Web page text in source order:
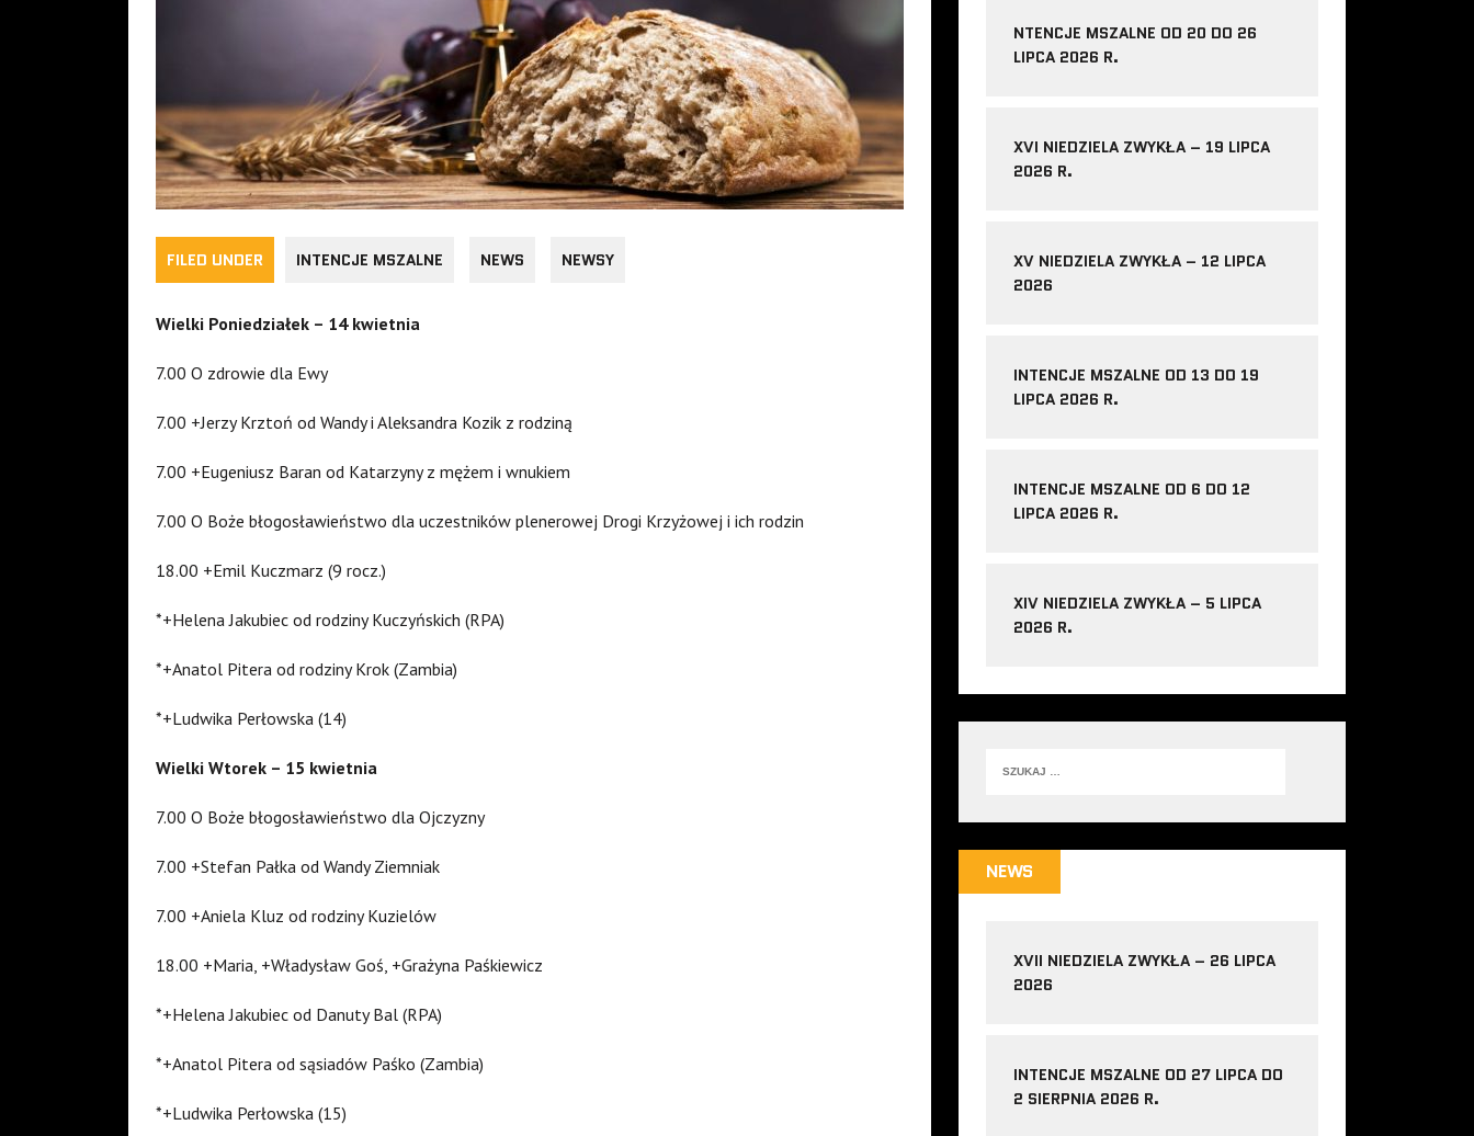
FILED UNDER INTENCJE MSZALNE NEWS NEWSY
Wielki Poniedziałek – 14 kwietnia
7.00 O zdrowie dla Ewy
7.00 +Jerzy Krztoń od Wandy i Aleksandra Kozik z rodziną
7.00 +Eugeniusz Baran od Katarzyny z mężem i wnukiem
7.00 O Boże błogosławieństwo dla uczestników plenerowej Drogi Krzyżowej i ich rodzin
18.00 +Emil Kuczmarz (9 rocz.)
*+Helena Jakubiec od rodziny Kuczyńskich (RPA)
*+Anatol Pitera od rodziny Krok (Zambia)
*+Ludwika Perłowska (14)
Wielki Wtorek – 15 kwietnia
7.00 O Boże błogosławieństwo dla Ojczyzny
7.00 +Stefan Pałka od Wandy Ziemniak
7.00 +Aniela Kluz od rodziny Kuzielów
18.00 +Maria, +Władysław Goś, +Grażyna Paśkiewicz
*+Helena Jakubiec od Danuty Bal (RPA)
*+Anatol Pitera od sąsiadów Paśko (Zambia)
*+Ludwika Perłowska (15)
NTENCJE MSZALNE OD 20 DO 26
LIPCA 2026 R.
XVI NIEDZIELA ZWYKŁA – 19 LIPCA
2026 R.
XV NIEDZIELA ZWYKŁA – 12 LIPCA
2026
INTENCJE MSZALNE OD 13 DO 19
LIPCA 2026 R.
INTENCJE MSZALNE OD 6 DO 12
LIPCA 2026 R.
XIV NIEDZIELA ZWYKŁA – 5 LIPCA
2026 R.
NEWS
XVII NIEDZIELA ZWYKŁA – 26 LIPCA
2026
INTENCJE MSZALNE OD 27 LIPCA DO
2 SIERPNIA 2026 R.